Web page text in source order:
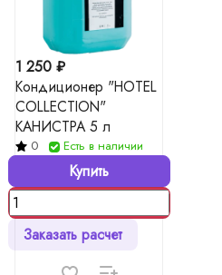
1 250 ₽
Кондиционер "HOTEL
COLLECTION"
КАНИСТРА 5 л
0 Есть в наличии
Купить
Заказать расчет